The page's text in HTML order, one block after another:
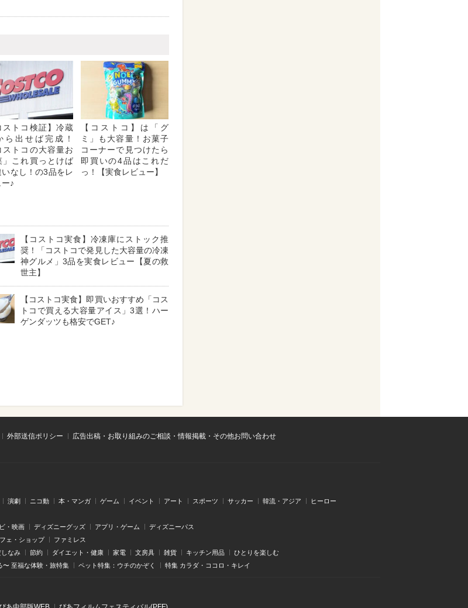
ストコ検証】冷蔵
ら出せば完成！
ストコの大容量お
」これ買っとけば
いなし！の3品をレ
ー♪
【コストコ】は「グ
ミ」も大容量！お菓子
コーナーで見つけたら
即買いの4品はこれだ
っ！【実食レビュー】
【コストコ実食】冷凍庫にストック推
奨！「コストコで発見した大容量の冷凍
神グルメ」3品を実食レビュー【夏の救
世主】
【コストコ実食】即買いおすすめ「コス
トコで買える大容量アイス」3選！ハー
ゲンダッツも格安でGET♪
外部送信ポリシー
広告出稿・お取り組みのご相談・情報掲載・その他お問い合わせ
演劇 ニコ動 本・マンガ ゲーム イベント アート スポーツ サッカー 韓流・アジア ヒーロー
・映画 ディズニーグッズ アプリ・ゲーム ディズニーパス
ェ・ショップ ファミレス
しなみ 節約 ダイエット・健康 家電 文房具 雑貨 キッチン用品 ひとりを楽しむ
〜 至福な体験・旅特集 ペット特集：ウチのかぞく 特集 カラダ・ココロ・キレイ